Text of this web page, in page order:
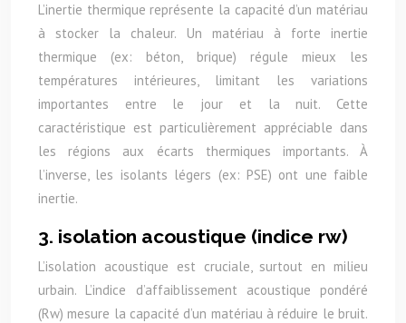
L’inertie thermique représente la capacité d’un matériau
à stocker la chaleur. Un matériau à forte inertie
thermique (ex: béton, brique) régule mieux les
températures intérieures, limitant les variations
importantes entre le jour et la nuit. Cette
caractéristique est particulièrement appréciable dans
les régions aux écarts thermiques importants. À
l’inverse, les isolants légers (ex: PSE) ont une faible
inertie.
3. isolation acoustique (indice rw)
L’isolation acoustique est cruciale, surtout en milieu
urbain. L’indice d’affaiblissement acoustique pondéré
(Rw) mesure la capacité d’un matériau à réduire le bruit.